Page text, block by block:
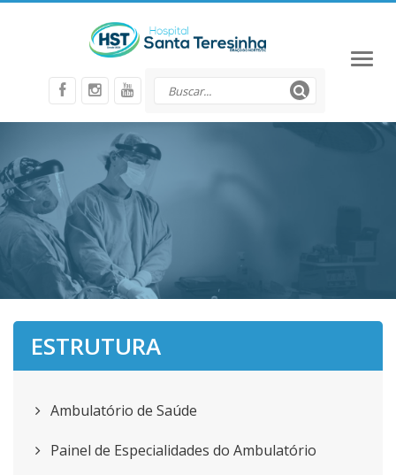
Toggle
ESTRUTURA
Ambulatório de Saúde
Painel de Especialidades do Ambulatório